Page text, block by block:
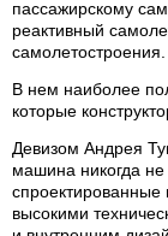
пассажирскому
реактивный
самолетостроения.
В нем наиболее
которые
Девизом Андрея
машина никогда не
спроектированные
высокими